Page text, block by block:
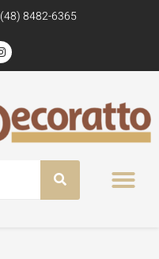
(48) 8482-6365